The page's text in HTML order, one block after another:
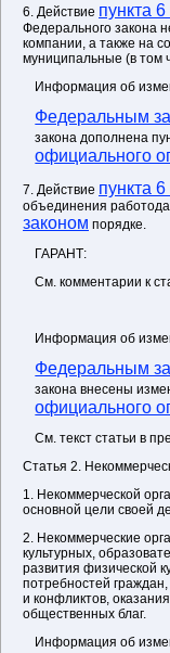
6. Действие пункта 6
Федерального закона
компании, а также на
муниципальные (в том
Информация об
Федеральным
закона дополнена
официального
7. Действие пункта 6
объединения
законом порядке.
ГАРАНТ:
См. комментарии к
Информация об
Федеральным
закона внесены
официального
См. текст статьи в
Статья 2.
1. Некоммерческой
основной цели своей
2. Некоммерческие
культурных,
развития физической
потребностей
и конфликтов,
общественных благ.
Информация об